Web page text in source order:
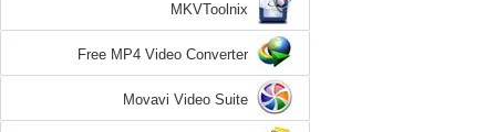
MKVToolnix
Free MP4 Video Converter
Movavi Video Suite